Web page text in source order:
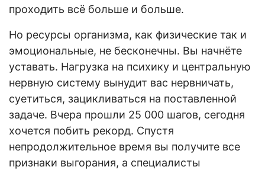
проходить всё больше и больше.
Но ресурсы организма, как физические так и
эмоциональные, не бесконечны. Вы начнёте
уставать. Нагрузка на психику и центральную
нервную систему вынудит вас нервничать,
суетиться, зацикливаться на поставленной
задаче. Вчера прошли 25 000 шагов, сегодня
хочется побить рекорд. Спустя
непродолжительное время вы получите все
признаки выгорания, а специалисты